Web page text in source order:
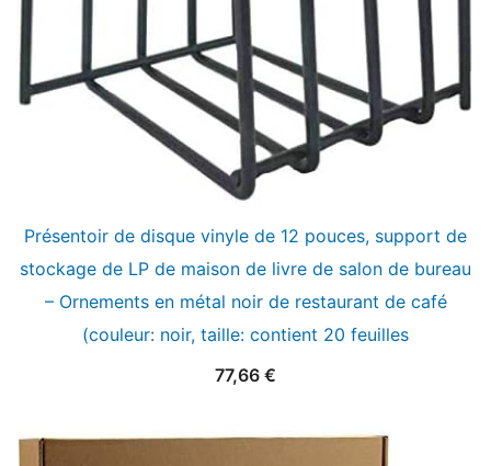
Présentoir de disque vinyle de 12 pouces, support de
stockage de LP de maison de livre de salon de bureau
– Ornements en métal noir de restaurant de café
(couleur: noir, taille: contient 20 feuilles
77,66 €